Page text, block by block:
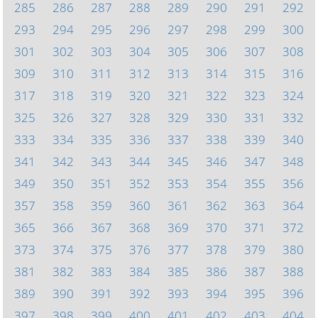
285 286 287 288 289 290 291
292
293
294 295 296 297 298 299
300
301
302 303 304 305 306 307
308
309
310 311 312 313 314 315
316
317
318 319 320 321 322 323
324
325
326 327 328 329 330 331
332
333
334 335 336 337 338 339
340
341
342 343 344 345 346 347
348
349
350 351 352 353 354 355
356
357
358 359 360 361 362 363
364
365
366 367 368 369 370 371
372
373
374 375 376 377 378 379
380
381
382 383 384 385 386 387
388
389
390 391 392 393 394 395
396